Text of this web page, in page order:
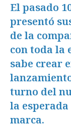
El pasado
presentó
de la
con toda la
sabe crear
turno del
la
marca.